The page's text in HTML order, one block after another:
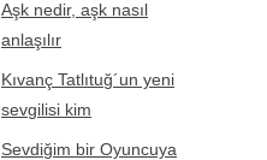
Aşk nedir, aşk nasıl
anlaşılır
Kıvanç Tatlıtuğ´un yeni
sevgilisi kim
Sevdiğim bir Oyuncuya